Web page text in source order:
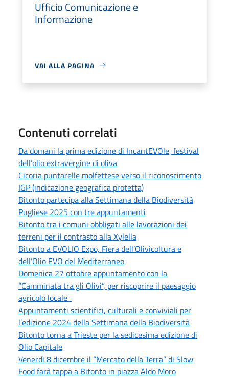
Ufficio Comunicazione e
Informazione
VAI ALLA PAGINA
Contenuti correlati
Da domani la prima edizione di IncantEVOle, festival
dell’olio extravergine di oliva
Cicoria puntarelle molfettese verso il riconoscimento
IGP (indicazione geografica protetta)
Bitonto partecipa alla Settimana della Biodiversità
Pugliese 2025 con tre appuntamenti
Bitonto tra i comuni obbligati alle lavorazioni dei
terreni per il contrasto alla Xylella
Bitonto a EVOLIO Expo, Fiera dell’Olivicoltura e
dell’Olio EVO del Mediterraneo
Domenica 27 ottobre appuntamento con la
“Camminata tra gli Olivi”, per riscoprire il paesaggio
agricolo locale
Appuntamenti scientifici, culturali e conviviali per
l’edizione 2024 della Settimana della Biodiversità
Bitonto torna a Trieste per la sedicesima edizione di
Olio Capitale
Venerdì 8 dicembre il “Mercato della Terra” di Slow
Food farà tappa a Bitonto in piazza Aldo Moro